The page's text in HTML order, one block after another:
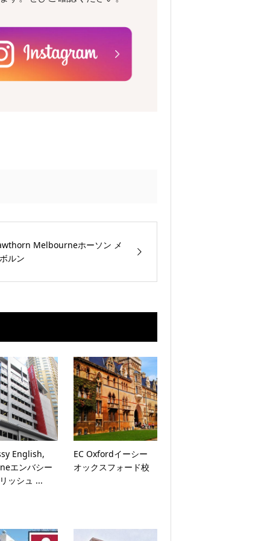
Melbourneホーソン メ
ルン
English,
エンバシー
ッシュ ...
EC Oxfordイーシー
オックスフォード校